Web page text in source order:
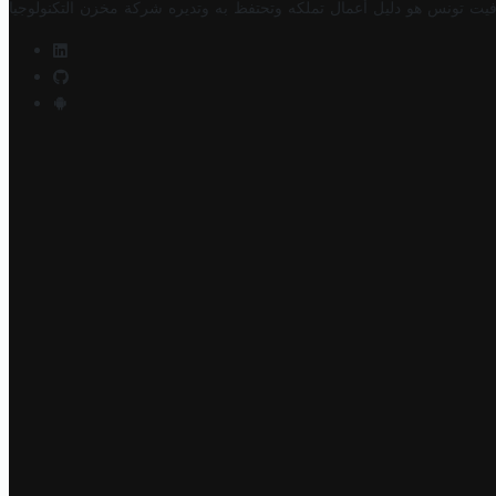
تونس هو دليل أعمال تملكه وتحتفظ به وتديره شركة مخزن التكنولوجيا